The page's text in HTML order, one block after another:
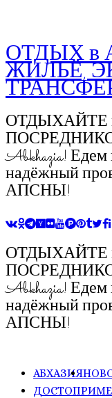
ОТДЫХ в
ЖИЛЬЁ,
ОТДЫХАЙТЕ
Abkhazia!
надёжный
АПСНЫ!
ОТДЫХАЙТЕ
Abkhazia!
надёжный
АПСНЫ!
АБХАЗИЯ